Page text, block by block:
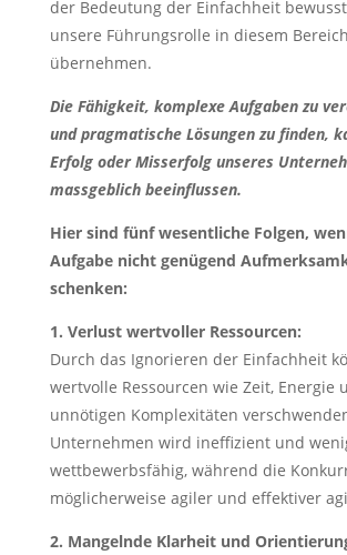
der Bedeutung der Einfachheit
unsere Führungsrolle in diesem
übernehmen.
Die Fähigkeit, komplexe Aufgaben zu
und pragmatische Lösungen zu finden,
Erfolg oder Misserfolg unseres
massgeblich beeinflussen.
Hier sind fünf wesentliche Folgen,
Aufgabe nicht genügend
schenken:
1. Verlust wertvoller Ressourcen:
Durch das Ignorieren der Einfachheit
wertvolle Ressourcen wie Zeit, Energie
unnötigen Komplexitäten
Unternehmen wird ineffizient und
wettbewerbsfähig, während die
möglicherweise agiler und effektiver
2. Mangelnde Klarheit und